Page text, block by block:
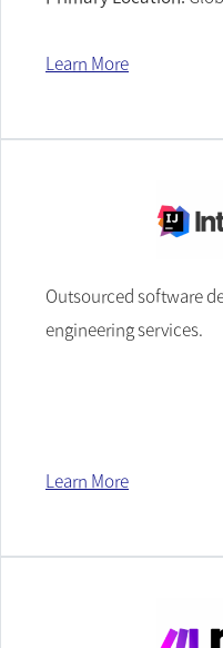
Learn More
Outsourced software
engineering services.
Learn More